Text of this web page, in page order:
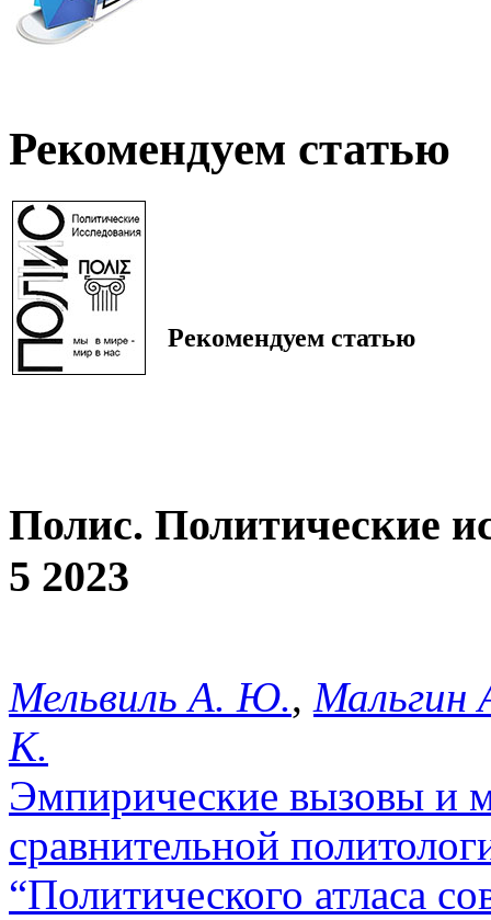
Рекомендуем статью
Рекомендуем статью
Полис. Политические
5 2023
Мельвиль А. Ю., Мальгин
К.
Эмпирические вызовы и
сравнительной
“Политического атласа